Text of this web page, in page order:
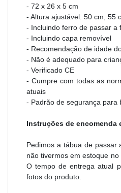
- 72 x 26 x 5 cm
- Altura ajustável: 50 cm, 55
- Incluindo ferro de passar a
- Incluindo capa removível
- Recomendação de idade
- Não é adequado para
- Verificado CE
- Cumpre com todas as
atuais
- Padrão de segurança para
Instruções de encomenda
Pedimos a tábua de passar
não tivermos em estoque
O tempo de entrega atual
fotos do produto.